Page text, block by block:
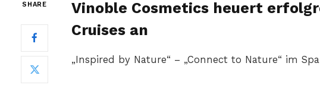
SHARE
Vinoble Cosmetics heuert
Cruises an
„Inspired by Nature“ – „Connect to Nature“ im